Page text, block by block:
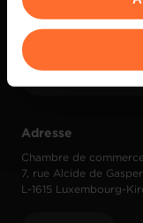
Pour de plus
nous utilisons
vos données
protection des
Adresse
Chambre de
7, rue Alcide de
L-1615 Luxembourg-
Contact